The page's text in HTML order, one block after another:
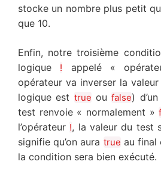
stocke un nombre plus petit
que 10.
Enfin, notre troisième
logique ! appelé «
opérateur va inverser la
logique est true oufalse)
test renvoie « normalement »
l’opérateur !, la valeur du test
signifie qu’on aura true au final
la condition sera bien exécuté.